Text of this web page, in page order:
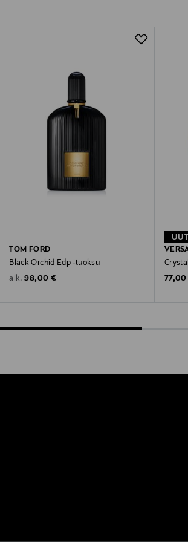
TOM FORD
Black Orchid Edp -tuoksu
alk. Original Price
98,00 € 77,00